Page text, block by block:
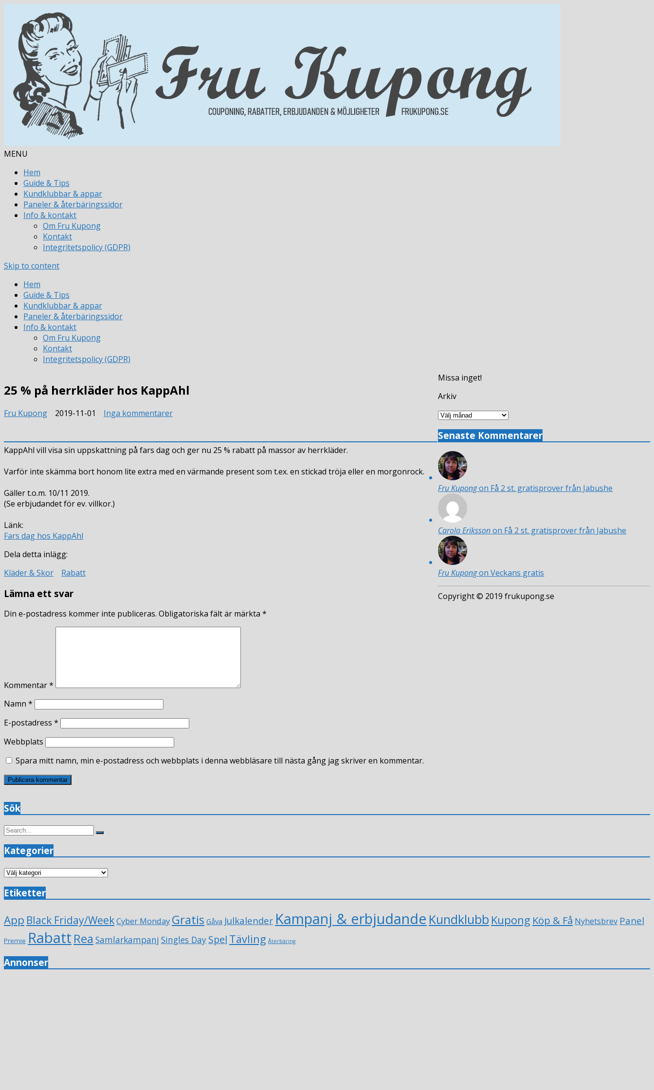
MENU
Hem
Guide & Tips
Kundklubbar & appar
Paneler & återbäringssidor
Info & kontakt
Om Fru Kupong
Kontakt
Integritetspolicy (GDPR)
Skip to content
Hem
Guide & Tips
Kundklubbar & appar
Paneler & återbäringssidor
Info & kontakt
Om Fru Kupong
Kontakt
Integritetspolicy (GDPR)
25 % på herrkläder hos KappAhl
Fru Kupong 2019-11-01 Inga kommentarertill
på
herrkläder
hos
KappAhl
KappAhl vill visa sin uppskattning på fars dag och ger nu 25 % rabatt på massor av herrkläder.
Varför inte skämma bort honom lite extra med en värmande present som t.ex. en stickad tröja eller en morgonrock.
Gäller t.o.m. 10/11 2019.
(Se erbjudandet för ev. villkor.)
Länk:
Fars dag hos KappAhl
Dela detta inlägg:
Kläder & Skor
Rabatt
Lämna ett svar
Din e-postadress kommer inte publiceras. Obligatoriska fält är märkta *
Kommentar*
Namn *
E-postadress *
Webbplats
Spara mitt namn, min e-postadress och webbplats i denna webbläsare till nästa gång jag skriver en kommentar.
Sök
Search
Search
Kategorier
Kategorier
Etiketter
App Black Friday/WeekCyber Monday Gratis Gåva Julkalender Kampanj & erbjudande Kundklubb Kupong Köp & Få Nyhetsbrev Panel
Premie Rabatt Rea Samlarkampanj Singles Day Spel Tävling Återbäring
Annonser
Missa inget!
Arkiv
Arkiv
Senaste Kommentarer
Fru Kupongon Få 2 st. gratisprover från Jabushe
Carola Erikssonon Få 2 st. gratisprover från Jabushe
Fru Kupongon Veckans gratis
Copyright © 2019 frukupong.se